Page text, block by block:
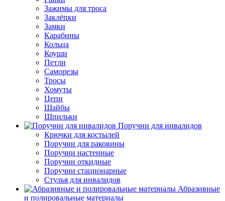
Зажимы для троса
Заклёпки
Замки
Карабины
Кольца
Коуши
Петли
Саморезы
Тросы
Хомуты
Цепи
Шайбы
Шпильки
Поручни для инвалидов
Крючки для костылей
Поручни для раковины
Поручни настенные
Поручни откидные
Поручни стационарные
Стулья для инвалидов
Абразивные
и полировальные материалы